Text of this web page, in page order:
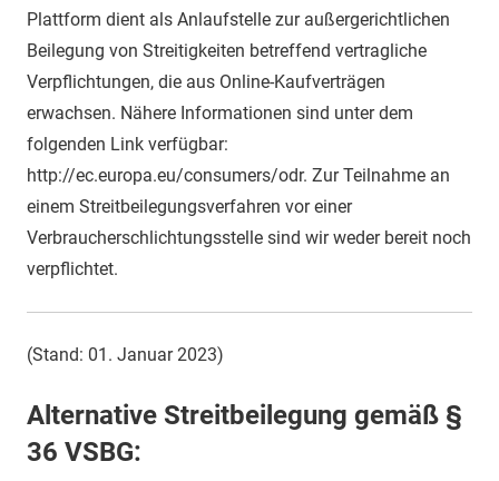
Plattform dient als Anlaufstelle zur außergerichtlichen
Beilegung von Streitigkeiten betreffend vertragliche
Verpflichtungen, die aus Online-Kaufverträgen
erwachsen. Nähere Informationen sind unter dem
folgenden Link verfügbar:
http://ec.europa.eu/consumers/odr. Zur Teilnahme an
einem Streitbeilegungsverfahren vor einer
Verbraucherschlichtungsstelle sind wir weder bereit noch
verpflichtet.
(Stand: 01. Januar 2023)
Alternative Streitbeilegung gemäß §
36 VSBG: